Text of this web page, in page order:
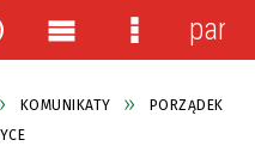
KOMUNIKATY
PORZĄDEK
Menu
główne
Menu
panel